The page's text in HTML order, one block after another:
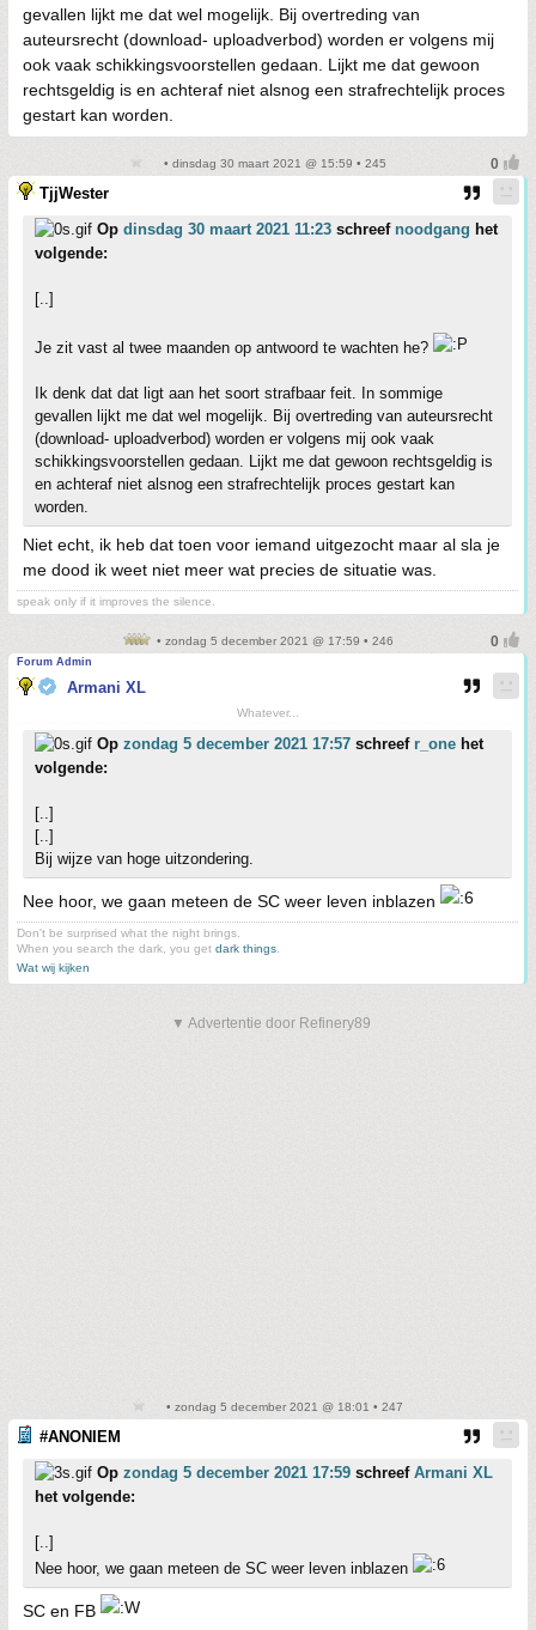
gevallen lijkt me dat wel mogelijk. Bij overtreding van
auteursrecht (download- uploadverbod) worden er volgens mij
ook vaak schikkingsvoorstellen gedaan. Lijkt me dat gewoon
rechtsgeldig is en achteraf niet alsnog een strafrechtelijk proces
gestart kan worden.
• dinsdag 30 maart 2021 @ 15:59 • 245
TjjWester
Op dinsdag 30 maart 2021 11:23 schreef noodgang het
volgende:
[..]
Je zit vast al twee maanden op antwoord te wachten he?
Ik denk dat dat ligt aan het soort strafbaar feit. In sommige
gevallen lijkt me dat wel mogelijk. Bij overtreding van auteursrecht
(download- uploadverbod) worden er volgens mij ook vaak
schikkingsvoorstellen gedaan. Lijkt me dat gewoon rechtsgeldig is
en achteraf niet alsnog een strafrechtelijk proces gestart kan
worden.
Niet echt, ik heb dat toen voor iemand uitgezocht maar al sla je
me dood ik weet niet meer wat precies de situatie was.
speak only if it improves the silence.
• zondag 5 december 2021 @ 17:59 • 246
Forum Admin
Armani XL
Whatever...
Op zondag 5 december 2021 17:57 schreef r_one het
volgende:
[..]
[..]
Bij wijze van hoge uitzondering.
Nee hoor, we gaan meteen de SC weer leven inblazen
Don't be surprised what the night brings.
When you search the dark, you get dark things
Wat wij kijken
▼ Advertentie door Refinery89
• zondag 5 december 2021 @ 18:01 • 247
#ANONIEM
Op zondag 5 december 2021 17:59 schreef Armani XL
het volgende:
[..]
Nee hoor, we gaan meteen de SC weer leven inblazen
SC en FB